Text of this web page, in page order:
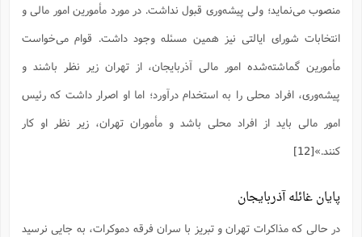
منصوب می‌نماید؛ ولی پیشه‌وری قبول نداشت. در مورد مأمورین امور مالی و
انتخابات شورای ایالتی نیز همین مسئله وجود داشت. قوام می‌خواست
مأمورین گماشته‌شده امور مالی آذربایجان، از تهران زیر نظر باشند و
پیشه‌وری، افراد محلی را به استخدام درآورد؛ اما او اصرار داشت که رئیس
امور مالی باید از افراد محلی باشد و مأموران تهران، زیر نظر او کار
کنند.»[12]
پایان غائله آذربایجان
در‌ حالی ‌‌که مذاکرات تهران و تبریز با سران فرقه دموکرات، به جایی نرسید